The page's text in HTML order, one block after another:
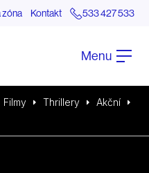
zóna Kontakt 533 427 533
Menu
Filmy Thrillery
Akční